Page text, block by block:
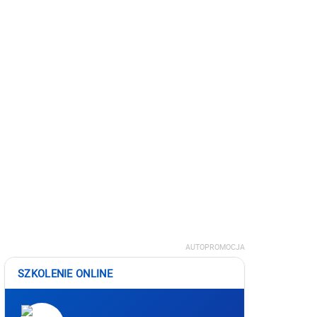
AUTOPROMOCJA
SZKOLENIE ONLINE